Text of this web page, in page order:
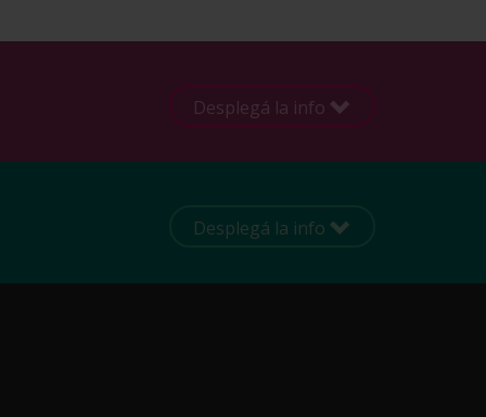
Desplegá la info
Desplegá la info